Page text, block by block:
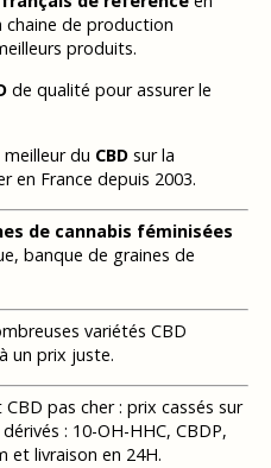
chaine de production
produits.
de qualité pour assurer le
du CBDsur la
en France depuis 2003.
de cannabis féminisées
banque de graines de
variétés CBD
un prix juste.
pas cher : prix cassés sur
: 10-OH-HHC, CBDP,
et livraison en 24H.